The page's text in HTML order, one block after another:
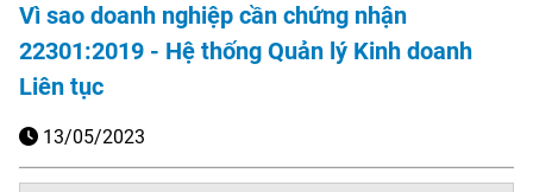
Vì sao doanh nghiệp cần chứng nhận
22301:2019 - Hệ thống Quản lý Kinh doanh
Liên tục
13/05/2023